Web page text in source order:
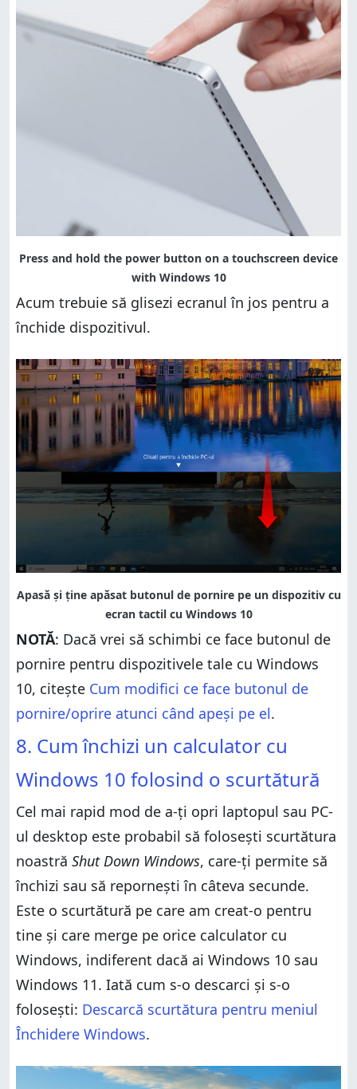
Acum trebuie să glisezi ecranul în jos pentru a
închide dispozitivul.
NOTĂ: Dacă vrei să schimbi ce face butonul de
pornire pentru dispozitivele tale cu Windows
10, citește Cum modifici ce face butonul de
pornire/oprire atunci când apeși pe el.
8. Cum închizi un calculator cu
Windows 10 folosind o scurtătură
Cel mai rapid mod de a-ți opri laptopul sau PC-
ul desktop este probabil să folosești scurtătura
noastră Shut Down Windows, care-ți permite să
închizi sau să repornești în câteva secunde.
Este o scurtătură pe care am creat-o pentru
tine și care merge pe orice calculator cu
Windows, indiferent dacă ai Windows 10 sau
Windows 11. Iată cum s-o descarci și s-o
folosești: Descarcă scurtătura pentru meniul
Închidere Windows.